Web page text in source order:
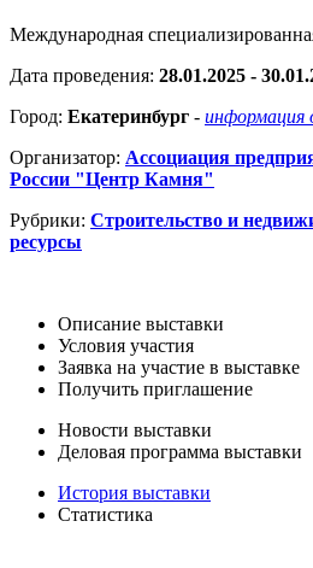
Международная
Дата проведения: 28.01.2025 -
Город: Екатеринбург - информация
Организатор: Ассоциация
России "Центр Камня"
Рубрики: Строительство и
ресурсы
Описание выставки
Условия участия
Заявка на участие в выставке
Получить приглашение
Новости выставки
Деловая программа выставки
История выставки
Статистика